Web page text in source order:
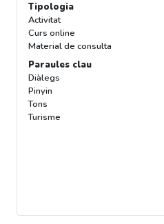
Tipologia
Activitat
Curs online
Material de consulta
Paraules clau
Diàlegs
Pinyin
Tons
Turisme